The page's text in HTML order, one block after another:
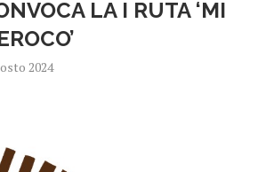
LA I RUTA ‘MI
2024